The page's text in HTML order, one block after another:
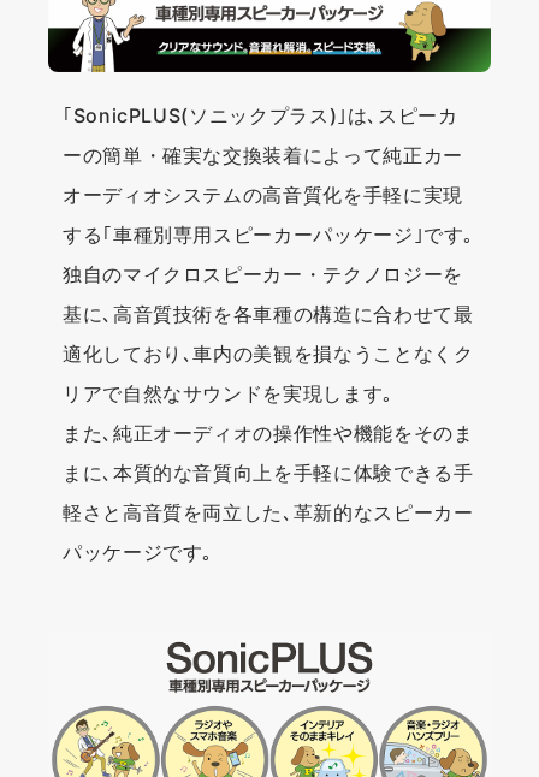
｢SonicPLUS(ソニックプラス)｣は､スピーカ
ーの簡単・確実な交換装着によって純正カー
オーディオシステムの高音質化を手軽に実現
する｢車種別専用スピーカーパッケージ｣です｡
独自のマイクロスピーカー・テクノロジーを
基に､高音質技術を各車種の構造に合わせて最
適化しており､車内の美観を損なうことなくク
リアで自然なサウンドを実現します｡
また､純正オーディオの操作性や機能をそのま
まに､本質的な音質向上を手軽に体験できる手
軽さと高音質を両立した､革新的なスピーカー
パッケージです｡